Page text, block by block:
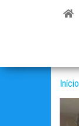
Início